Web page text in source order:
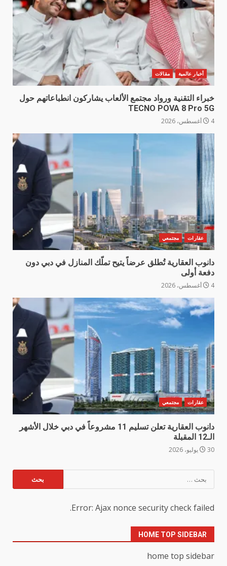
أخبار عالمية مقالات
خبراء التقنية ورواد مجتمع الألعاب يشاركون انطباعاتهم حول
TECNO POVA 8 Pro 5G
4 أغسطس، 2026
عقارات مجتمعي
دانوب العقارية تُطلق عرضاً يتيح تملّك المنازل في دبي دون
دفعة أولى
4 أغسطس، 2026
عقارات مجتمعي
دانوب العقارية تعلن تسليم 11 مشروعاً في دبي خلال الأشهر
الـ12 المقبلة
30 يوليو، 2026
عن:
Error: Ajax nonce security check failed.
HOME TOP SIDEBAR
home top sidebar